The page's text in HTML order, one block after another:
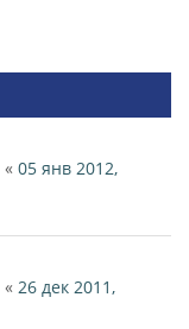
« 05 янв 2012,
« 26 дек 2011,